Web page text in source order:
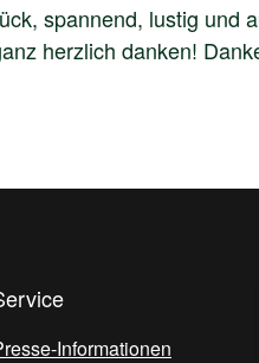
spannend, lustig
herzlich danken!
Informationen